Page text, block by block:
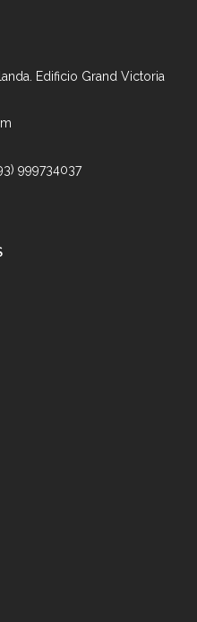
Edificio Grand Victoria
999734037